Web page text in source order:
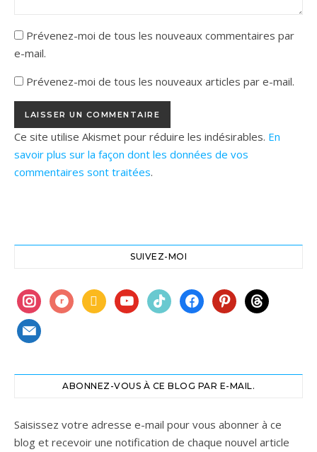
Prévenez-moi de tous les nouveaux commentaires par
e-mail.
Prévenez-moi de tous les nouveaux articles par e-mail.
Ce site utilise Akismet pour réduire les indésirables. En
savoir plus sur la façon dont les données de vos
commentaires sont traitées.
SUIVEZ-MOI
instagram
ravelrybook youtubetiktokfacebookpinterest
threads
mail
ABONNEZ-VOUS À CE BLOG PAR E-MAIL.
Saisissez votre adresse e-mail pour vous abonner à ce
blog et recevoir une notification de chaque nouvel article